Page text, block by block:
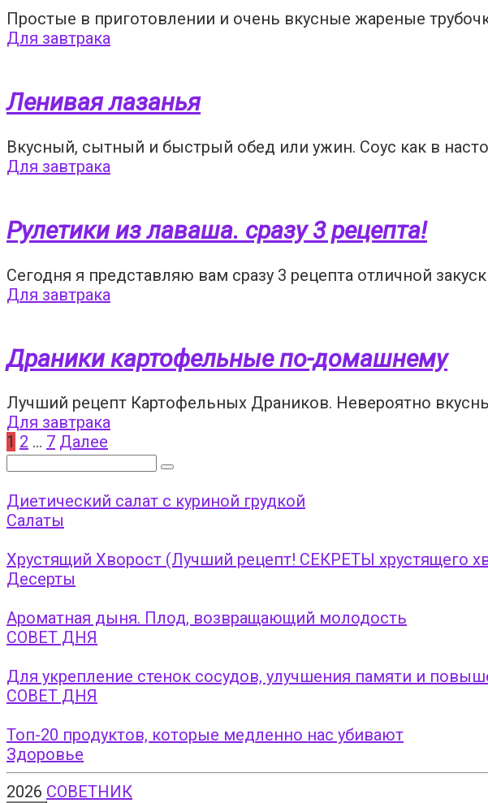
Простые в приготовлении и очень вкусные жареные
Для завтрака
Ленивая лазанья
Вкусный, сытный и быстрый обед или ужин. Соус как в
Для завтрака
Рулетики из лаваша. сразу 3 рецепта!
Сегодня я представляю вам сразу 3 рецепта отличной
Для завтрака
Драники картофельные по-домашнему
Лучший рецепт Картофельных Драников. Невероятно
Для завтрака
Пагинация
записей
1 2 … 7 Далее
Поиск:
Диетический салат с куриной грудкой
Салаты
Хрустящий Хворост (Лучший рецепт! СЕКРЕТЫ хрустящего
Десерты
Ароматная дыня. Плод, возвращающий молодость
СОВЕТ ДНЯ
Для укрепление стенок сосудов, улучшения памяти и
СОВЕТ ДНЯ
Топ-20 продуктов, которые медленно нас убивают
Здоровье
2026 СОВЕТНИК